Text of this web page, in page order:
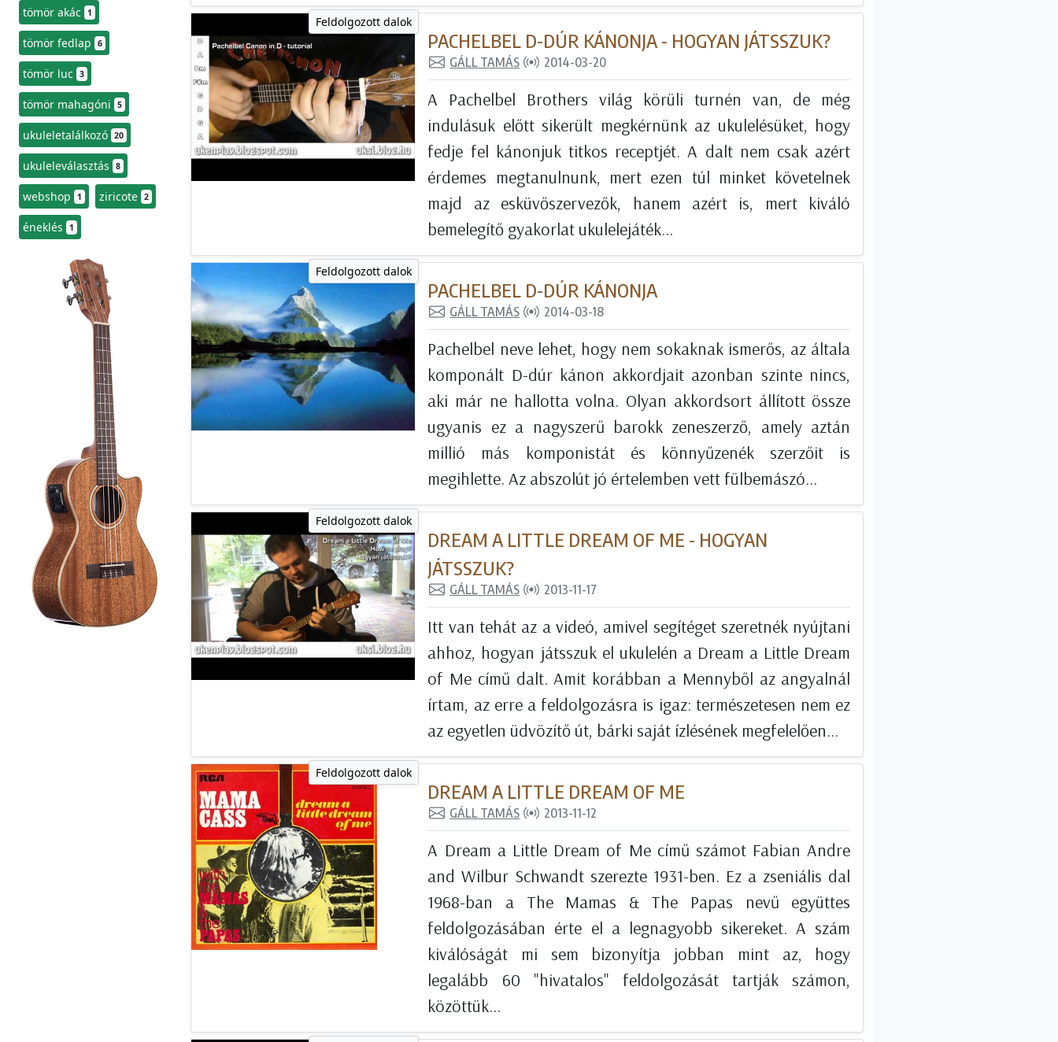
tömör akác 1
tömör fedlap 6
tömör luc 3
tömör mahagóni 5
ukuleletalálkozó 20
ukuleleválasztás 8
webshop 1 ziricote 2
éneklés 1
Feldolgozott dalok
PACHELBEL D-DÚR KÁNONJA - HOGYAN JÁTSSZUK?
GÁLL TAMÁS 2014-03-20
A Pachelbel Brothers világ körüli turnén van, de még
indulásuk előtt sikerült megkérnünk az ukulelésüket, hogy
fedje fel kánonjuk titkos receptjét. A dalt nem csak azért
érdemes megtanulnunk, mert ezen túl minket követelnek
majd az esküvőszervezők, hanem azért is, mert kiváló
bemelegítő gyakorlat ukulelejáték...
Feldolgozott dalok
PACHELBEL D-DÚR KÁNONJA
GÁLL TAMÁS 2014-03-18
Pachelbel neve lehet, hogy nem sokaknak ismerős, az általa
komponált D-dúr kánon akkordjait azonban szinte nincs,
aki már ne hallotta volna. Olyan akkordsort állított össze
ugyanis ez a nagyszerű barokk zeneszerző, amely aztán
millió más komponistát és könnyűzenék szerzőit is
megihlette. Az abszolút jó értelemben vett fülbemászó...
Feldolgozott dalok
DREAM A LITTLE DREAM OF ME - HOGYAN
JÁTSSZUK?
GÁLL TAMÁS 2013-11-17
Itt van tehát az a videó, amivel segítéget szeretnék nyújtani
ahhoz, hogyan játsszuk el ukulelén a Dream a Little Dream
of Me című dalt. Amit korábban a Mennyből az angyalnál
írtam, az erre a feldolgozásra is igaz: természetesen nem ez
az egyetlen üdvözítő út, bárki saját ízlésének megfelelően...
Feldolgozott dalok
DREAM A LITTLE DREAM OF ME
GÁLL TAMÁS 2013-11-12
A Dream a Little Dream of Me című számot Fabian Andre
and Wilbur Schwandt szerezte 1931-ben. Ez a zseniális dal
1968-ban a The Mamas & The Papas nevű együttes
feldolgozásában érte el a legnagyobb sikereket. A szám
kiválóságát mi sem bizonyítja jobban mint az, hogy
legalább 60 "hivatalos" feldolgozását tartják számon,
közöttük...